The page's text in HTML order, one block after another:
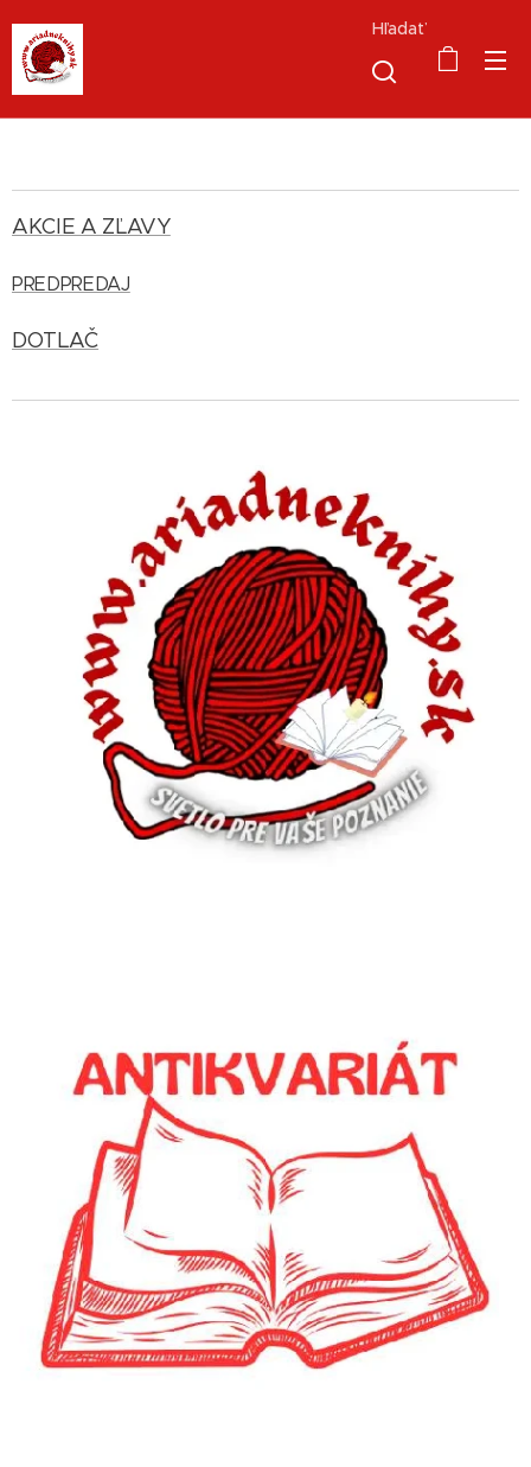
Hľadať
AKCIE A ZĽAVY
PREDPREDAJ
DOTLAČ